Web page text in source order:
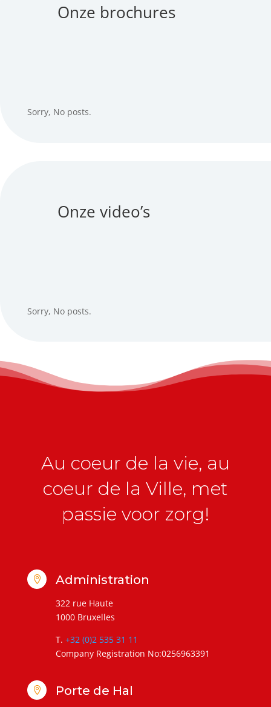
Onze brochures
Sorry, No posts.
Onze video’s
Sorry, No posts.
Au coeur de la vie, au
coeur de la Ville, met
passie voor zorg!
 Administration
322 rue Haute
1000 Bruxelles
T. +32 (0)2 535 31 11
Company Registration No:0256963391
 Porte de Hal